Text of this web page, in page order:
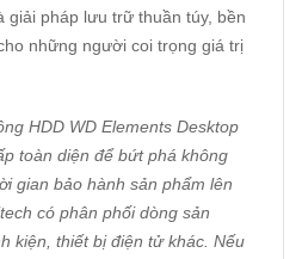
giải pháp lưu trữ thuần túy, bền
những người coi trọng giá trị
HDD WD Elements Desktop
toàn diện để bứt phá không
gian bảo hành sản phẩm lên
có phân phối dòng sản
kiện, thiết bị điện tử khác. Nếu